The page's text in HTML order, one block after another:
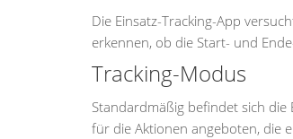
Die Einsatz-Tracking-App
erkennen, ob die Start- und
Tracking-Modus
Standardmäßig befindet sich
für die Aktionen angeboten, die